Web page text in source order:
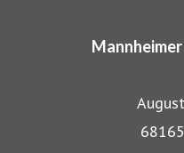
gut wieder: Gerade,
bestehen besondere
Mannheimer